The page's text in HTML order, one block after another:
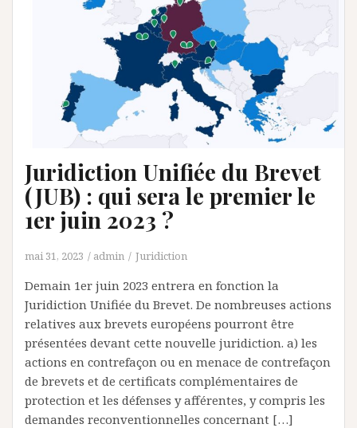
Juridiction Unifiée du Brevet
(JUB) : qui sera le premier le
1er juin 2023 ?
mai 31, 2023 admin Juridiction
Demain 1er juin 2023 entrera en fonction la
Juridiction Unifiée du Brevet. De nombreuses actions
relatives aux brevets européens pourront être
présentées devant cette nouvelle juridiction. a) les
actions en contrefaçon ou en menace de contrefaçon
de brevets et de certificats complémentaires de
protection et les défenses y afférentes, y compris les
demandes reconventionnelles concernant […]